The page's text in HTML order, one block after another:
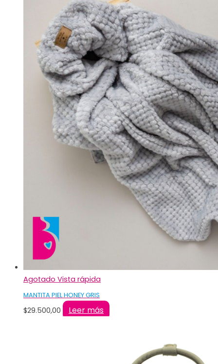
Agotado Vista rápida
MANTITA PIEL HONEY GRIS
$29.500,00 Leer más